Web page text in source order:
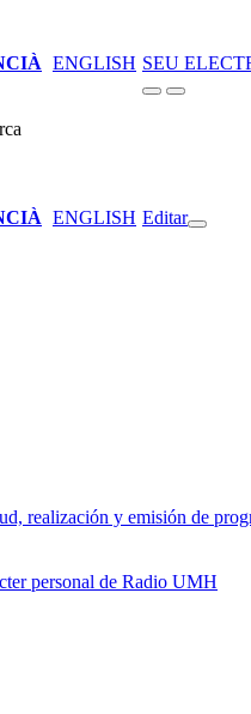
ENGLISH SEU
ENGLISH Editar
realización y emisión de
personal de Radio UMH